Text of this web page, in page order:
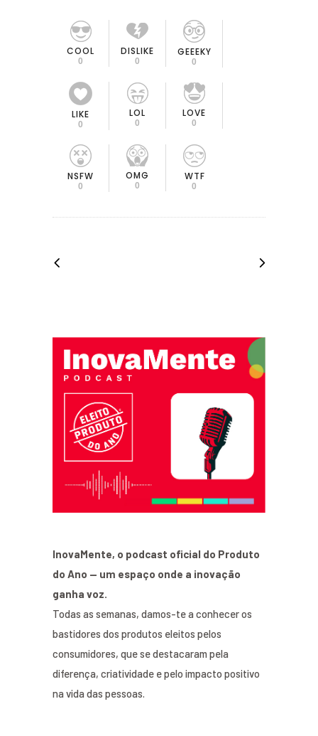
COOL
0
DISLIKE
0
GEEEKY
0
LIKE
0
LOL
0
LOVE
0
NSFW
0
OMG
0
WTF
0
InovaMente, o podcast oficial do Produto
do Ano — um espaço onde a inovação
ganha voz.
Todas as semanas, damos-te a conhecer os
bastidores dos produtos eleitos pelos
consumidores, que se destacaram pela
diferença, criatividade e pelo impacto positivo
na vida das pessoas.